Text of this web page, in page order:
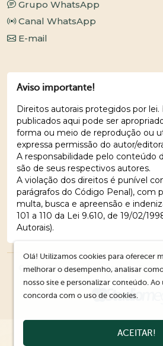
Grupo WhatsApp
Canal WhatsApp
E-mail
Aviso importante!
Direitos autorais protegidos por
publicados aqui pode ser
forma ou meio de reprodução ou
expressa permissão do autor/
A responsabilidade pelo conteúdo
são de seus respectivos autores.
A violação dos direitos é punível
parágrafos do Código Penal), com
multa, busca e apreensão e
101 a 110 da Lei 9.610, de 19/02/
Autorais).
© 2026 Editora Ações Literárias.
Olá! Utilizamos cookies para oferecer
melhorar o desempenho, analisar
nosso site e personalizar conteúdo.
concorda com o uso de cookies.
ACEITAR!